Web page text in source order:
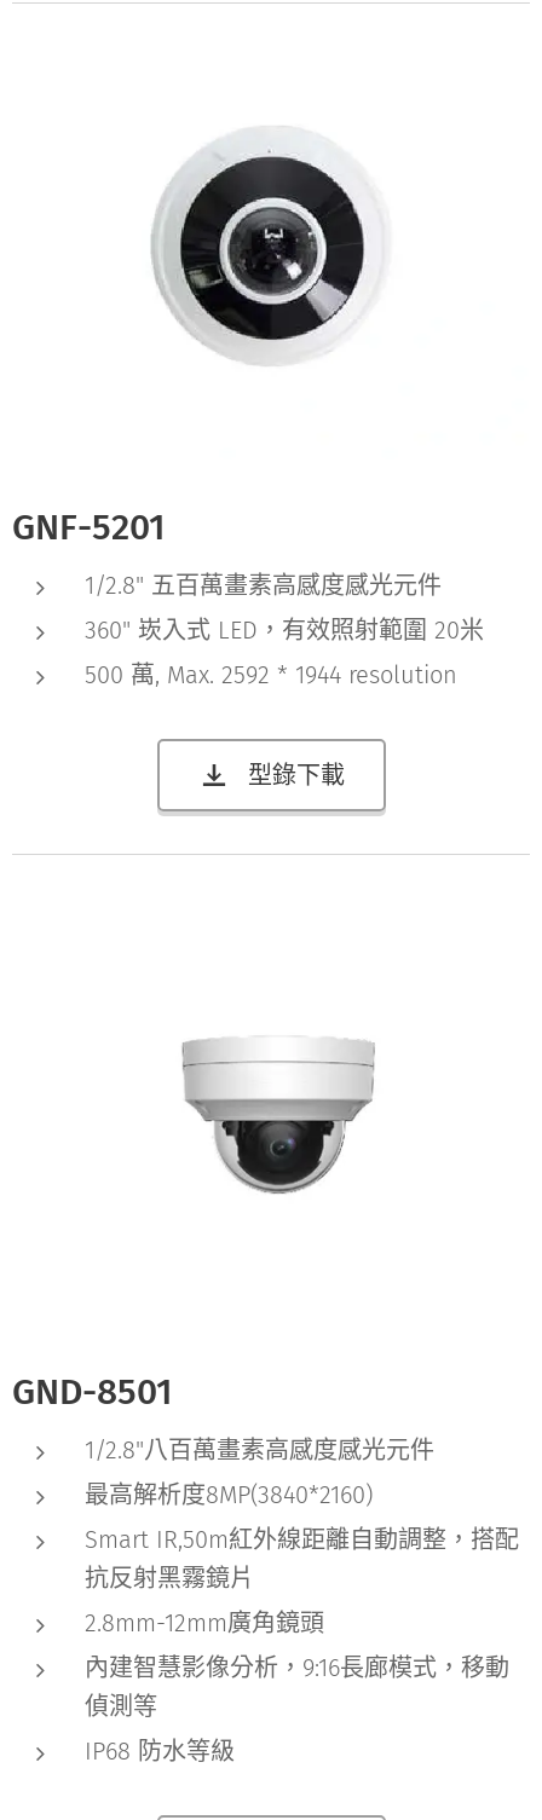
GNF-5201
1/2.8" 五百萬畫素高感度感光元件
360" 崁入式 LED，有效照射範圍 20米
500 萬, Max. 2592 * 1944 resolution
型錄下載
GND-8501
1/2.8"八百萬畫素高感度感光元件
最高解析度8MP(3840*2160)
Smart IR,50m紅外線距離自動調整，搭配
抗反射黑霧鏡片
2.8mm-12mm廣角鏡頭
內建智慧影像分析，9:16長廊模式，移動
偵測等
IP68 防水等級